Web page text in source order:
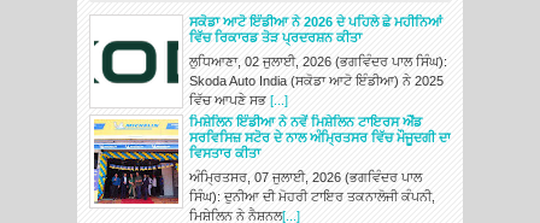
ਸਕੋਡਾ ਆਟੋ ਇੰਡੀਆ ਨੇ 2026 ਦੇ ਪਹਿਲੇ ਛੇ ਮਹੀਨਿਆਂ
ਵਿੱਚ ਰਿਕਾਰਡ ਤੋੜ ਪ੍ਰਦਰਸ਼ਨ ਕੀਤਾ
ਲੁਧਿਆਣਾ, 02 ਜੁਲਾਈ, 2026 (ਭਗਵਿੰਦਰ ਪਾਲ ਸਿੰਘ):
Skoda Auto India (ਸਕੋਡਾ ਆਟੋ ਇੰਡੀਆ) ਨੇ 2025
ਵਿੱਚ ਆਪਣੇ ਸਭ [...]
ਮਿਸ਼ੇਲਿਨ ਇੰਡੀਆ ਨੇ ਨਵੇਂ ਮਿਸ਼ੇਲਿਨ ਟਾਇਰਸ ਐਂਡ
ਸਰਵਿਸਿਜ਼ ਸਟੋਰ ਦੇ ਨਾਲ ਅੰਮ੍ਰਿਤਸਰ ਵਿੱਚ ਮੌਜੂਦਗੀ ਦਾ
ਵਿਸਤਾਰ ਕੀਤਾ
ਅੰਮ੍ਰਿਤਸਰ, 07 ਜੁਲਾਈ, 2026 (ਭਗਵਿੰਦਰ ਪਾਲ
ਸਿੰਘ): ਦੁਨੀਆ ਦੀ ਮੋਹਰੀ ਟਾਇਰ ਤਕਨਾਲੋਜੀ ਕੰਪਨੀ,
ਮਿਸ਼ੇਲਿਨ ਨੇ ਨੈਸ਼ਨਲ[...]